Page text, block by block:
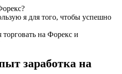
я для того, чтобы успешно
торговать на Форекс и
заработка на